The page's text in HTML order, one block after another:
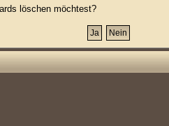
löschen möchtest?